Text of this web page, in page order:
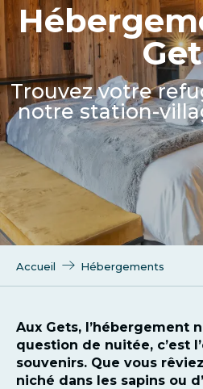
Trouvez votre
notre station-
Accueil Hébergements
Aux Gets, l’hébergement
question de nuitée, c’est
souvenirs. Que vous
niché dans les sapins ou